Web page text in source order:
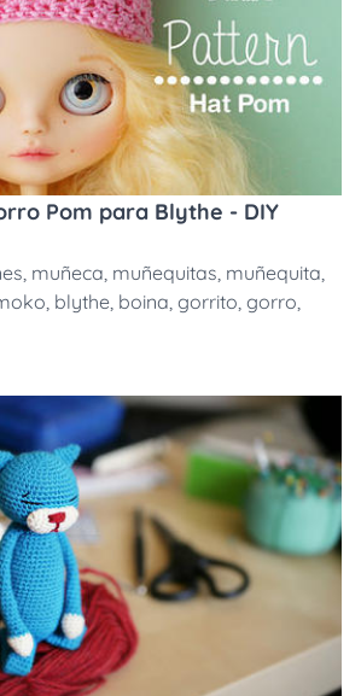
Pom para Blythe - DIY
, muñeca, muñequitas, muñequita,
, blythe, boina, gorrito, gorro,